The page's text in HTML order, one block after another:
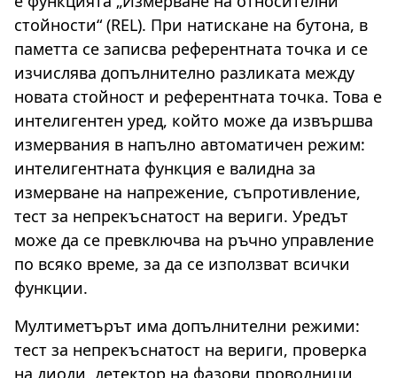
стойности“ (REL). При натискане на бутона, в
паметта се записва референтната точка и се
изчислява допълнително разликата между
новата стойност и референтната точка. Това е
интелигентен уред, който може да извършва
измервания в напълно автоматичен режим:
интелигентната функция е валидна за
измерване на напрежение, съпротивление,
тест за непрекъснатост на вериги. Уредът
може да се превключва на ръчно управление
по всяко време, за да се използват всички
функции.
Мултиметърът има допълнителни режими:
тест за непрекъснатост на вериги, проверка
на диоди, детектор на фазови проводници,